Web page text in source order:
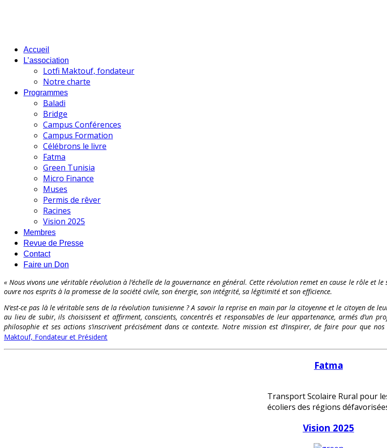
Accueil
L’association
Lotfi Maktouf, fondateur
Notre charte
Programmes
Baladi
Bridge
Campus Conférences
Campus Formation
Célébrons le livre
Fatma
Green Tunisia
Micro Finance
Muses
Permis de rêver
Racines
Vision 2025
Membres
Revue de Presse
Contact
Faire un Don
« Nous vivons une véritable révolution à l’échelle de la gouvernance en général. Cette révolution remet en cause le rôle et
ouvre nos esprits à la promesse de la société civile, son énergie, son intégrité, sa légitimité et son efficience.
N’est-ce pas là le véritable sens de la révolution tunisienne ? A savoir la reprise en main par la citoyenne et le citoyen de
au lieu de subir, ils choisissent et affirment, conscients, concentrés et responsables de leur appartenance, armés d’un
philosophie et ses actions s’inscrivent précisément dans ce contexte. Notre mission est d’inspirer, de faire pour que
Maktouf, Fondateur et Président
Fatma
Transport Scolaire Rural pour
écoliers des régions
Vision 2025